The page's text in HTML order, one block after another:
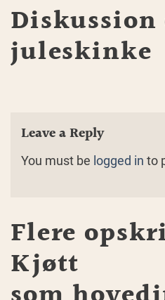
Diskussion
juleskinke
Leave a Reply
You must be logged in to
Flere
Kjøtt